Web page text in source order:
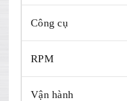
Công cụ
RPM
Vận hành